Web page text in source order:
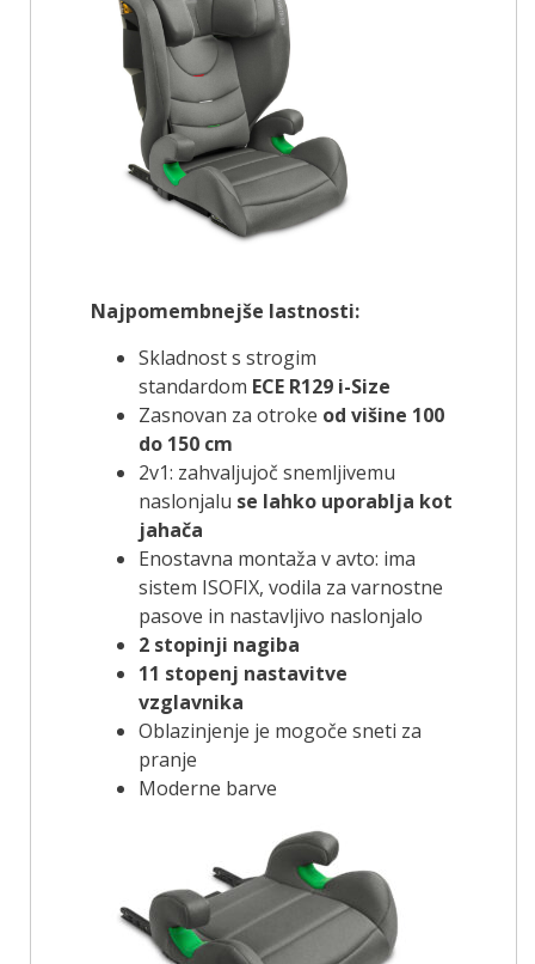
Najpomembnejše lastnosti:
Skladnost s strogim
standardom ECE R129 i-Size
Zasnovan za otroke od višine 100
do 150 cm
2v1: zahvaljujoč snemljivemu
naslonjalu se lahko uporablja kot
jahača
Enostavna montaža v avto: ima
sistem ISOFIX, vodila za varnostne
pasove in nastavljivo naslonjalo
2 stopinji nagiba
11 stopenj nastavitve
vzglavnika
Oblazinjenje je mogoče sneti za
pranje
Moderne barve